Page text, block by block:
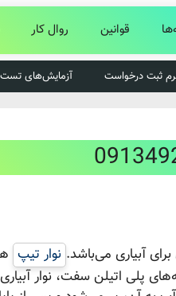
قوانین روال کار
ثبت درخواست آزمایش‌های
آبیاری می‌باشد. نوار تیپ
متر است. بر خلاف لوله‌های پلی اتیلن